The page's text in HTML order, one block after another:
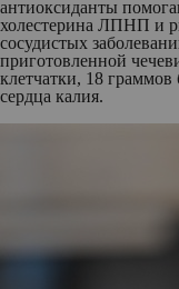
антиоксиданты
холестерина ЛПНП и
сосудистых
приготовленной
клетчатки, 18
сердца калия.